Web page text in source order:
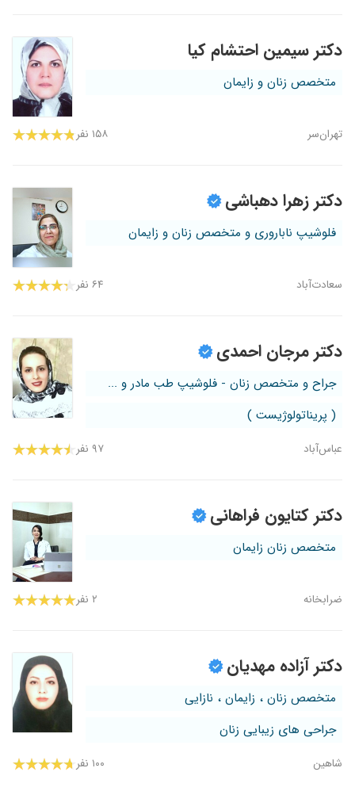
دکتر سیمین احتشام کیا
متخصص زنان و زایمان
تهران‌سر ۱۵۸ نفر
دکتر زهرا دهباشی
فلوشیپ ناباروری و متخصص زنان و زایمان
سعادت‌آباد ۶۴ نفر
دکتر مرجان احمدی
جراح و متخصص زنان - فلوشیپ طب مادر و ...
( پریناتولوژیست )
عباس‌آباد ۹۷ نفر
دکتر کتایون فراهانی
متخصص زنان زایمان
ضرابخانه ۲ نفر
دکتر آزاده مهدیان
متخصص زنان ، زایمان ، نازایی
جراحی های زیبایی زنان
شاهین ۱۰۰ نفر